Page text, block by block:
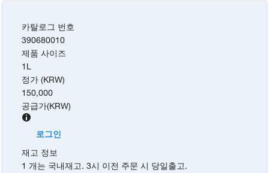
카탈로그 번호
390680010
제품 사이즈
1L
정가 (KRW)
150,000
공급가(KRW)
로그인
재고 정보
1 개는 국내재고. 3시 이전 주문 시 당일출고.